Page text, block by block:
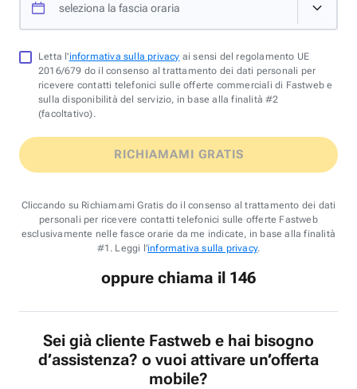
seleziona la fascia oraria
Letta l'informativa sulla privacy ai sensi del regolamento UE
2016/679 do il consenso al trattamento dei dati personali per
ricevere contatti telefonici sulle offerte commerciali di Fastweb e
sulla disponibilità del servizio, in base alla finalità #2
(facoltativo).
RICHIAMAMI GRATIS
Cliccando su Richiamami Gratis do il consenso al trattamento dei dati
personali per ricevere contatti telefonici sulle offerte Fastweb
esclusivamente nelle fasce orarie da me indicate, in base alla finalità
#1. Leggi l'informativa sulla privacy.
oppure chiama il 146
Sei già cliente Fastweb e hai bisogno
d’assistenza? o vuoi attivare un’offerta
mobile?